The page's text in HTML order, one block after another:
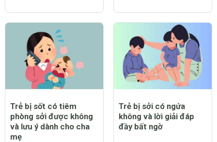
Trẻ bị sốt có tiêm
phòng sởi được không
và lưu ý dành cho cha
mẹ
Trẻ bị sởi có ngứa
không và lời giải đáp
đầy bất ngờ